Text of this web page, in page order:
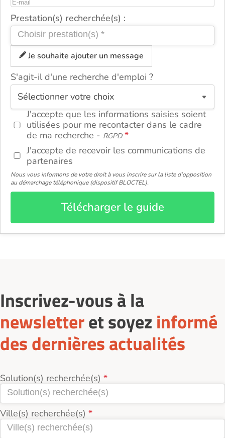
Prestation(s) recherchée(s) :
Je souhaite ajouter un message
S'agit-il d'une recherche d'emploi ?
J'accepte que les informations saisies soient
utilisées pour me recontacter dans le cadre
de ma recherche - RGPD
J'accepte de recevoir les communications de
partenaires
Nous vous informons de votre droit à vous inscrire sur la liste d'opposition
au démarchage téléphonique (dispositif BLOCTEL).
Télécharger le guide
ou
Inscrivez-vous à la
newsletteret soyez informé
des dernières actualités
Solution(s) recherchée(s)
Ville(s) recherchée(s)